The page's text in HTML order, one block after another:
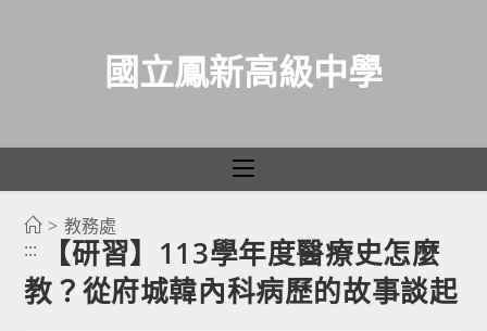
國立鳳新高級中學
> 教務處
:::
【研習】113學年度醫療史怎麼
教？從府城韓內科病歷的故事談起